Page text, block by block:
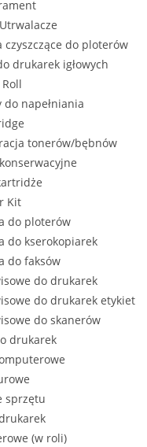
czyszczące do ploterów
drukarek igłowych
do napełniania
tonerów/bębnów
Kit
do ploterów
do kserokopiarek
do faksów
do drukarek
do drukarek etykiet
do skanerów
drukarek
sprzętu
(w roli)